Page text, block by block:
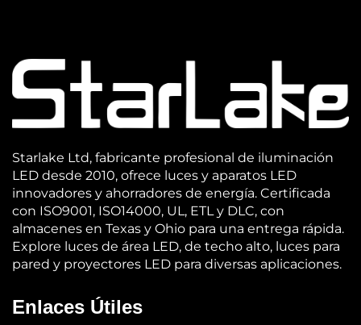
Starlake Ltd, fabricante profesional de iluminación
LED desde 2010, ofrece luces y aparatos LED
innovadores y ahorradores de energía. Certificada
con ISO9001, ISO14000, UL, ETL y DLC, con
almacenes en Texas y Ohio para una entrega rápida.
Explore luces de área LED, de techo alto, luces para
pared y proyectores LED para diversas aplicaciones.
Enlaces Útiles